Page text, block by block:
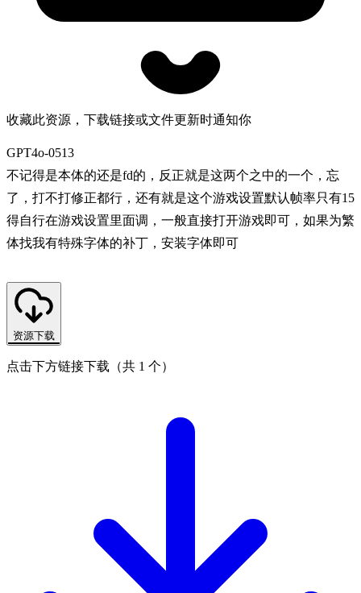
收藏此资源，下载链接或文件更新时通知你
GPT4o-0513
不记得是本体的还是fd的，反正就是这两个之中的一个，忘
了，打不打修正都行，还有就是这个游戏设置默认帧率只有15
得自行在游戏设置里面调，一般直接打开游戏即可，如果为繁
体找我有特殊字体的补丁，安装字体即可
资源下载
点击下方链接下载（共 1 个）